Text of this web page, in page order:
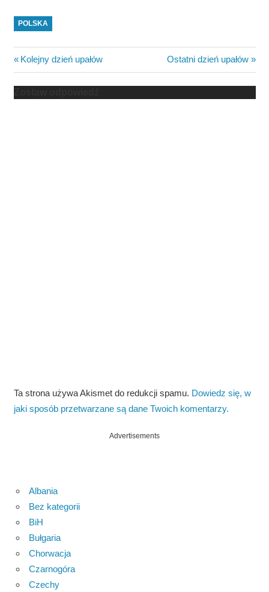
POLSKA
Nawigacja
wpisu
Previous
Post:
Kolejny dzień upałów
Next
Post:
Ostatni dzień upałów
Ta strona używa Akismet do redukcji spamu. Dowiedz się, w
jaki sposób przetwarzane są dane Twoich komentarzy.
Advertisements
Albania
Bez kategorii
BiH
Bułgaria
Chorwacja
Czarnogóra
Czechy